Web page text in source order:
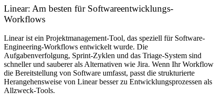
Linear: Am besten für Softwareentwicklungs-
Workflows
Linear ist ein Projektmanagement-Tool, das speziell für Software-
Engineering-Workflows entwickelt wurde. Die
Aufgabenverfolgung, Sprint-Zyklen und das Triage-System sind
schneller und sauberer als Alternativen wie Jira. Wenn Ihr Workflow
die Bereitstellung von Software umfasst, passt die strukturierte
Herangehensweise von Linear besser zu Entwicklungsprozessen als
Allzweck-Tools.